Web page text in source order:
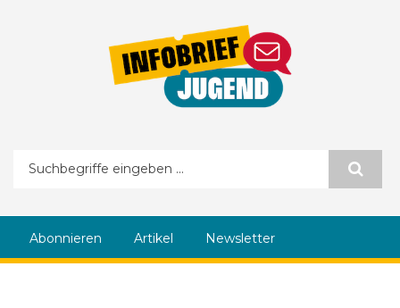
Suchformular
Abonnieren Artikel Newsletter